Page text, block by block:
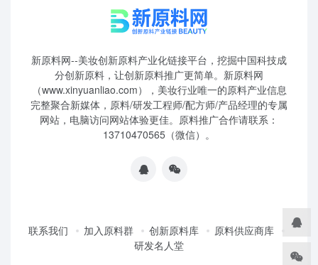
新原料网--美妆创新原料产业化链接平台，挖掘中国科技成
分创新原料，让创新原料推广更简单。新原料网
（www.xinyuanliao.com），美妆行业唯一的原料产业信息
完整聚合新媒体，原料/研发工程师/配方师/产品经理的专属
网站，电脑访问网站体验更佳。原料推广合作请联系：
13710470565（微信）。
联系我们 加入原料群 创新原料库
原料供应商库
研发名人堂